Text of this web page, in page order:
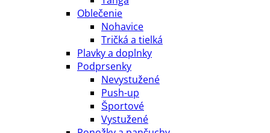
Oblečenie
Nohavice
Tričká a tielká
Plavky a doplnky
Podprsenky
Nevystužené
Push-up
Športové
Vystužené